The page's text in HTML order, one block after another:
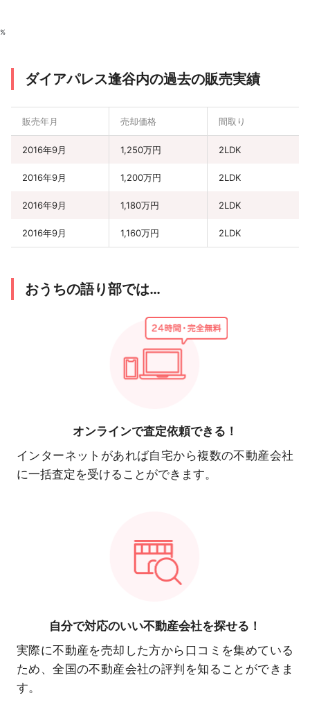
%
ダイアパレス逢谷内の過去の販売実績
販売年月 売却価格 間取り
2016年9月 1,250万円 2LDK
2016年9月 1,200万円 2LDK
2016年9月 1,180万円 2LDK
2016年9月 1,160万円 2LDK
おうちの語り部では…
オンラインで査定依頼できる！
インターネットがあれば自宅から複数の不動産会社
に一括査定を受けることができます。
自分で対応のいい不動産会社を探せる！
実際に不動産を売却した方から口コミを集めている
ため、全国の不動産会社の評判を知ることができま
す。